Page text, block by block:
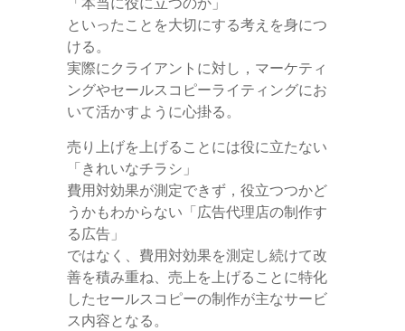
といったことを大切にする考えを身につ
ける。
実際にクライアントに対し，マーケティ
ングやセールスコピーライティングにお
いて活かすように心掛る。
売り上げを上げることには役に立たない
「きれいなチラシ」
費用対効果が測定できず，役立つつかど
うかもわからない「広告代理店の制作す
る広告」
ではなく、費用対効果を測定し続けて改
善を積み重ね、売上を上げることに特化
したセールスコピーの制作が主なサービ
ス内容となる。